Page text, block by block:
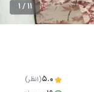
1 / 11
5.0(1نظر)